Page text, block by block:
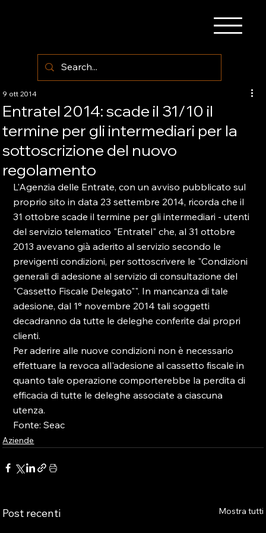
Entratel 2014: scade il 31/10 il
termine per gli intermediari per la
sottoscrizione del nuovo
regolamento
9 ott 2014
L'Agenzia delle Entrate, con un avviso pubblicato sul
proprio sito in data 23 settembre 2014, ricorda che il
31 ottobre scade il termine per gli intermediari - utenti
del servizio telematico "Entratel" che, al 31 ottobre
2013 avevano già aderito al servizio secondo le
previgenti condizioni, per sottoscrivere le "Condizioni
generali di adesione al servizio di consultazione del
"Cassetto Fiscale Delegato"". In mancanza di tale
adesione, dal 1° novembre 2014 tali soggetti
decadranno da tutte le deleghe conferite dai propri
clienti.
Per aderire alle nuove condizioni non è necessario
effettuare la revoca all'adesione al cassetto fiscale in
quanto tale operazione comporterebbe la perdita di
efficacia di tutte le deleghe associate a ciascuna
utenza.
Fonte: Seac
Aziende
Post recenti Mostra tutti